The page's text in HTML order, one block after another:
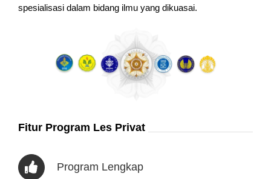
spesialisasi dalam bidang ilmu yang dikuasai.
Fitur Program Les Privat
Program Lengkap